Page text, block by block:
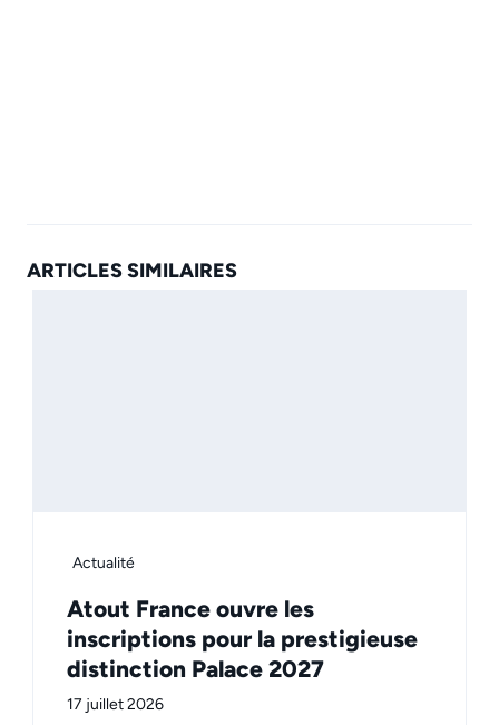
ARTICLES SIMILAIRES
Actualité
Atout France ouvre les
inscriptions pour la prestigieuse
distinction Palace 2027
17 juillet 2026